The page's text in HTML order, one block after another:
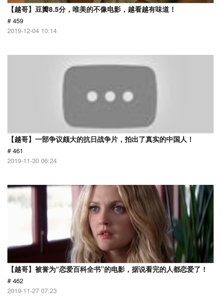
【越哥】豆瓣8.5分，唯美的不像电影，越看越有味道！
# 459
2019-12-04 10:14
【越哥】一部争议颇大的抗日战争片，拍出了真实的中国人！
# 461
2019-11-30 06:24
【越哥】被誉为“恋爱百科全书”的电影，据说看完的人都恋爱了！
# 462
2019-11-27 07:23